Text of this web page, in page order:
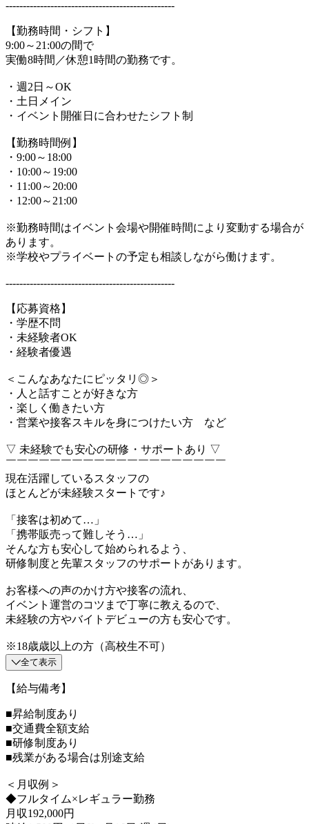
-------------------------------------------------
【勤務時間・シフト】
9:00～21:00の間で
実働8時間／休憩1時間の勤務です。
・週2日～OK
・土日メイン
・イベント開催日に合わせたシフト制
【勤務時間例】
・9:00～18:00
・10:00～19:00
・11:00～20:00
・12:00～21:00
※勤務時間はイベント会場や開催時間により変動する場合が
あります。
※学校やプライベートの予定も相談しながら働けます。
-------------------------------------------------
【応募資格】
・学歴不問
・未経験者OK
・経験者優遇
＜こんなあなたにピッタリ◎＞
・人と話すことが好きな方
・楽しく働きたい方
・営業や接客スキルを身につけたい方 など
▽ 未経験でも安心の研修・サポートあり ▽
￣￣￣￣￣￣￣￣￣￣￣￣￣￣￣￣￣￣￣￣
現在活躍しているスタッフの
ほとんどが未経験スタートです♪
「接客は初めて…」
「携帯販売って難しそう…」
そんな方も安心して始められるよう、
研修制度と先輩スタッフのサポートがあります。
お客様への声のかけ方や接客の流れ、
イベント運営のコツまで丁寧に教えるので、
未経験の方やバイトデビューの方も安心です。
※18歳歳以上の方（高校生不可）
全て表示
【給与備考】
■昇給制度あり
■交通費全額支給
■研修制度あり
■残業がある場合は別途支給
＜月収例＞
◆フルタイム×レギュラー勤務
月収192,000円